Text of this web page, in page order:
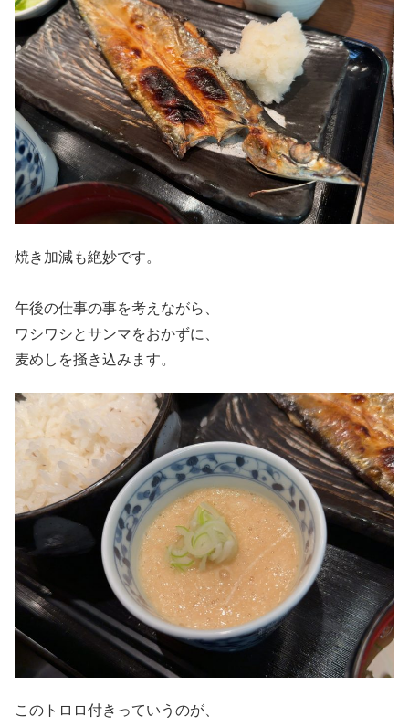
焼き加減も絶妙です。
午後の仕事の事を考えながら、
ワシワシとサンマをおかずに、
麦めしを掻き込みます。
このトロロ付きっていうのが、